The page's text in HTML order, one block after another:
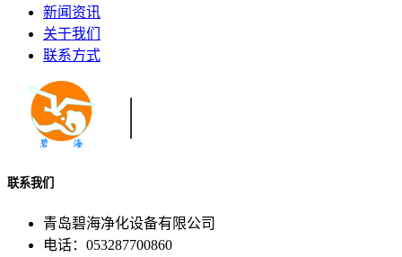
新闻资讯
关于我们
联系方式
联系我们
青岛碧海净化设备有限公司
电话：053287700860